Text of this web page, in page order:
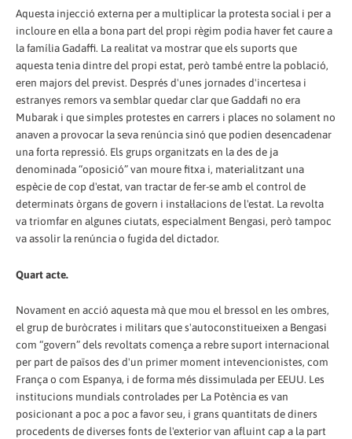
Aquesta injecció externa per a multiplicar la protesta social i per a
incloure en ella a bona part del propi règim podia haver fet caure a
la família Gadaffi. La realitat va mostrar que els suports que
aquesta tenia dintre del propi estat, però també entre la població,
eren majors del previst. Després d'unes jornades d'incertesa i
estranyes remors va semblar quedar clar que Gaddafi no era
Mubarak i que simples protestes en carrers i places no solament no
anaven a provocar la seva renúncia sinó que podien desencadenar
una forta repressió. Els grups organitzats en la des de ja
denominada “oposició” van moure fitxa i, materialitzant una
espècie de cop d'estat, van tractar de fer-se amb el control de
determinats òrgans de govern i instal·lacions de l'estat. La revolta
va triomfar en algunes ciutats, especialment Bengasi, però tampoc
va assolir la renúncia o fugida del dictador.
Quart acte.
Novament en acció aquesta mà que mou el bressol en les ombres,
el grup de buròcrates i militars que s'autoconstitueixen a Bengasi
com “govern” dels revoltats comença a rebre suport internacional
per part de països des d'un primer moment intevencionistes, com
França o com Espanya, i de forma més dissimulada per EEUU. Les
institucions mundials controlades per La Potència es van
posicionant a poc a poc a favor seu, i grans quantitats de diners
procedents de diverses fonts de l'exterior van afluint cap a la part